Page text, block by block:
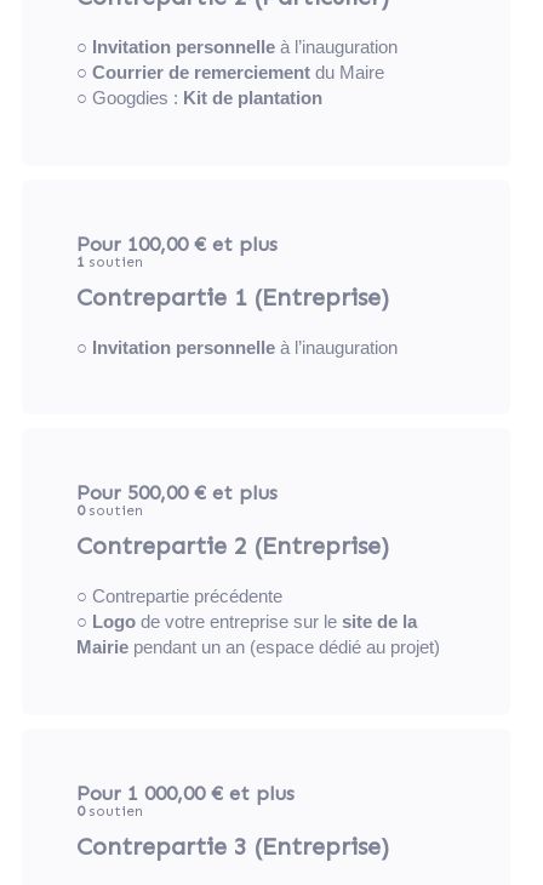
○ Invitation personnelleà l’inauguration
○ Courrier de remerciementdu Maire
○ Googdies : Kit de plantation
Pour 100,00 € et plus
1soutien
Contrepartie 1 (Entreprise)
○ Invitation personnelleà l’inauguration
Pour 500,00 € et plus
0soutien
Contrepartie 2 (Entreprise)
○ Contrepartie précédente
○ Logode votre entreprise sur le site de la
Mairiependant un an (espace dédié au projet)
Pour 1 000,00 € et plus
0soutien
Contrepartie 3 (Entreprise)